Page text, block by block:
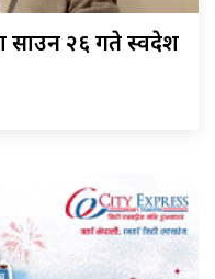
साउन २६ गते स्वदेश